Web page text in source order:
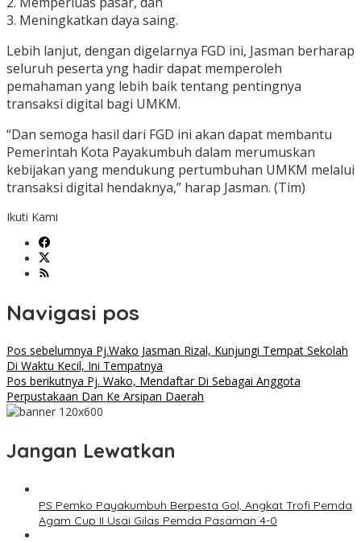
3. Meningkatkan daya saing.
Lebih lanjut, dengan digelarnya FGD ini, Jasman berharap
seluruh peserta yng hadir dapat memperoleh
pemahaman yang lebih baik tentang pentingnya
transaksi digital bagi UMKM.
“Dan semoga hasil dari FGD ini akan dapat membantu
Pemerintah Kota Payakumbuh dalam merumuskan
kebijakan yang mendukung pertumbuhan UMKM melalui
transaksi digital hendaknya,” harap Jasman. (Tim)
Ikuti Kami
Navigasi pos
Pos sebelumnya Pj.Wako Jasman Rizal, Kunjungi Tempat Sekolah
Di Waktu Kecil, Ini Tempatnya
Pos berikutnya Pj. Wako, Mendaftar Di Sebagai Anggota
Perpustakaan Dan Ke Arsipan Daerah
Jangan Lewatkan
PS Pemko Payakumbuh Berpesta Gol, Angkat Trofi Pemda
Agam Cup II Usai Gilas Pemda Pasaman 4-0